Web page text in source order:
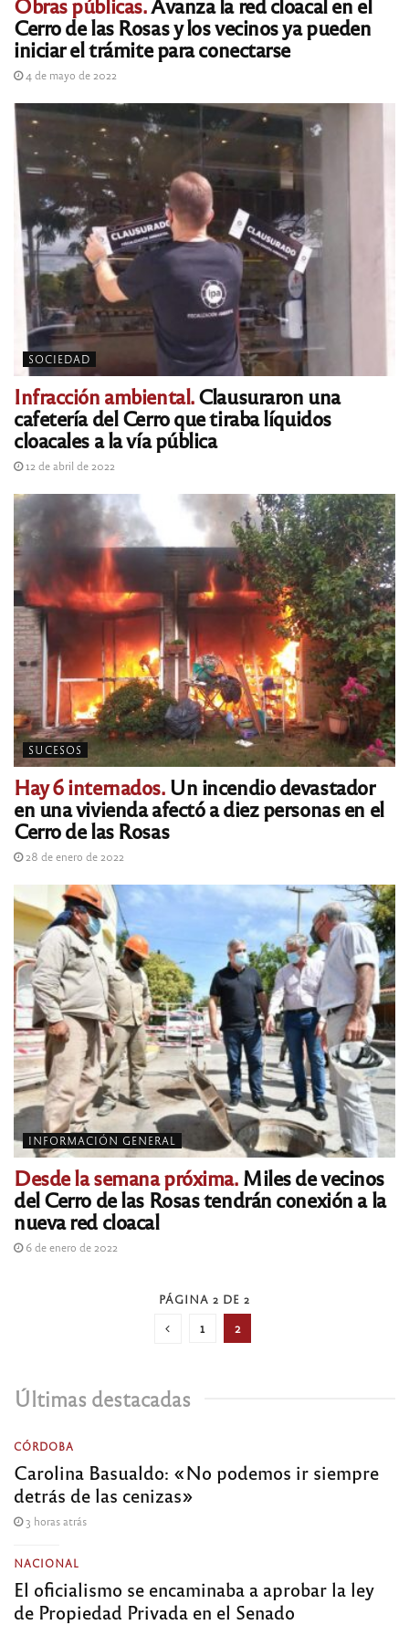
Cerro de las Rosas y los vecinos ya pueden
iniciar el trámite para conectarse
4 de mayo de 2022
SOCIEDAD
Infracción ambiental.Clausuraron una
cafetería del Cerro que tiraba líquidos
cloacales a la vía pública
12 de abril de 2022
SUCESOS
Hay 6 internados.Un incendio devastador
en una vivienda afectó a diez personas en el
Cerro de las Rosas
28 de enero de 2022
INFORMACIÓN GENERAL
Desde la semana próxima.Miles de vecinos
del Cerro de las Rosas tendrán conexión a la
nueva red cloacal
6 de enero de 2022
PÁGINA 2 DE 2
1 2
Últimas destacadas
CÓRDOBA
Carolina Basualdo: «No podemos ir siempre
detrás de las cenizas»
3 horas atrás
NACIONAL
El oficialismo se encaminaba a aprobar la ley
de Propiedad Privada en el Senado